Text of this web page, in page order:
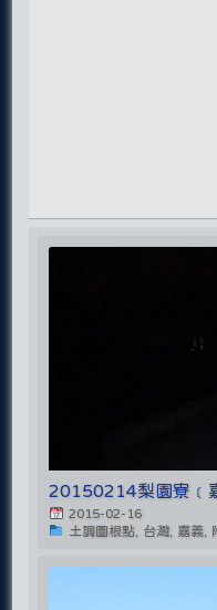
20150214梨園寮﹝
2015-02-16
土調圖根點, 台灣, 嘉義,